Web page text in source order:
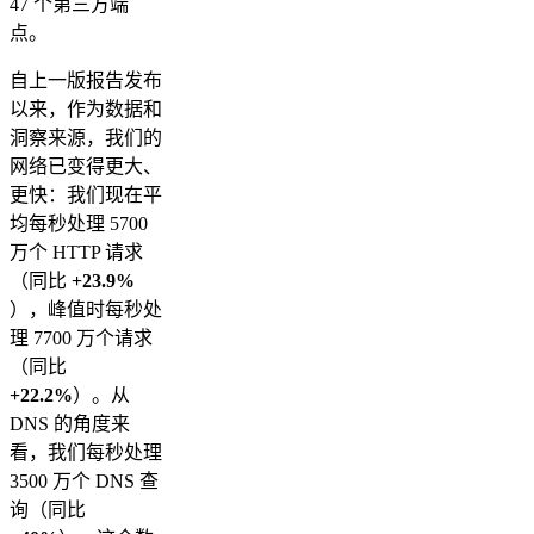
47 个第三方端
点。
自上一版报告发布
以来，作为数据和
洞察来源，我们的
网络已变得更大、
更快：我们现在平
均每秒处理 5700
万个 HTTP 请求
（同比 +23.9%
），峰值时每秒处
理 7700 万个请求
（同比
+22.2%）。从
DNS 的角度来
看，我们每秒处理
3500 万个 DNS 查
询（同比